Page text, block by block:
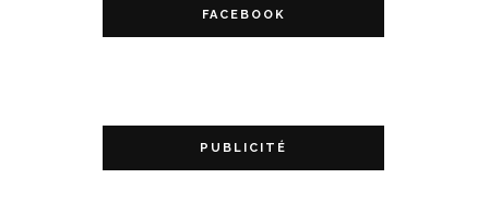
FACEBOOK
PUBLICITÉ